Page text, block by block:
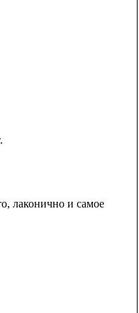
лаконично и самое